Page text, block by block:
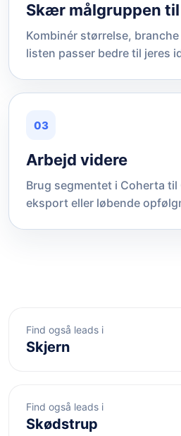
Skær målgruppen til
Kombinér størrelse,
listen passer bedre til jeres
03
Arbejd videre
Brug segmentet i Coherta til
eksport eller løbende
Find også leads i
Skjern
Find også leads i
Skødstrup